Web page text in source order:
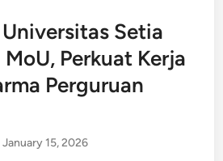
Setia
MoU, Perkuat Kerja
Perguruan
January 15, 2026